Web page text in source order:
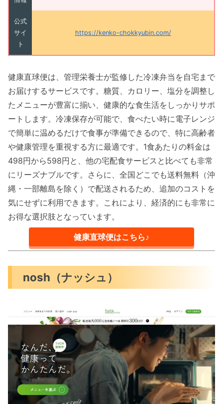
公式
サイ
ト
https://kenko-chokkyubin.com/
健康直球便は、管理栄養士が監修した冷凍弁当を自宅まで
お届けするサービスです。糖質、カロリー、塩分を調整し
たメニューが豊富に揃い、健康的な食生活をしっかりサポ
ートします。冷凍保存が可能で、食べたい時に電子レンジ
で簡単に温めるだけで食事が準備できるので、特に高齢者
や健康管理を重視する方に最適です。1食あたりの料金は
498円から598円と、他の宅配食サービスと比べても非常
にリーズナブルです。さらに、全国どこでも送料無料（沖
縄・一部離島を除く）で配送されるため、追加のコストを
気にせずに利用できます。これにより、経済的にも非常に
お得な選択肢となっています。
健康直球便はこちら♪
nosh（ナッシュ）